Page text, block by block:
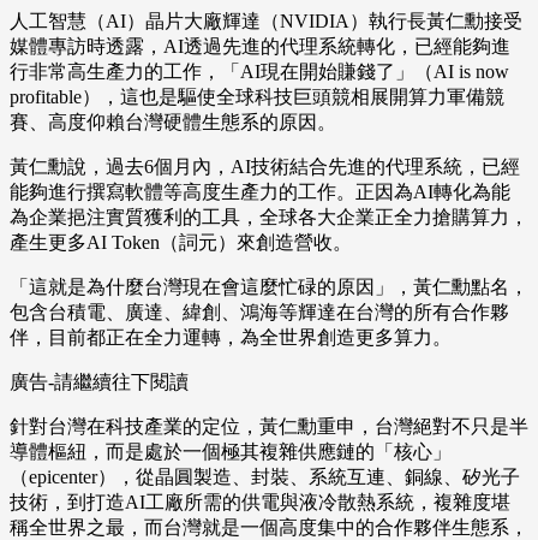
人工智慧（AI）晶片大廠輝達（NVIDIA）執行長黃仁勳接受
媒體專訪時透露，AI透過先進的代理系統轉化，已經能夠進
行非常高生產力的工作，「AI現在開始賺錢了」（AI is now
profitable），這也是驅使全球科技巨頭競相展開算力軍備競
賽、高度仰賴台灣硬體生態系的原因。
黃仁勳說，過去6個月內，AI技術結合先進的代理系統，已經
能夠進行撰寫軟體等高度生產力的工作。正因為AI轉化為能
為企業挹注實質獲利的工具，全球各大企業正全力搶購算力，
產生更多AI Token（詞元）來創造營收。
「這就是為什麼台灣現在會這麼忙碌的原因」，黃仁勳點名，
包含台積電、廣達、緯創、鴻海等輝達在台灣的所有合作夥
伴，目前都正在全力運轉，為全世界創造更多算力。
廣告-請繼續往下閱讀
針對台灣在科技產業的定位，黃仁勳重申，台灣絕對不只是半
導體樞紐，而是處於一個極其複雜供應鏈的「核心」
（epicenter），從晶圓製造、封裝、系統互連、銅線、矽光子
技術，到打造AI工廠所需的供電與液冷散熱系統，複雜度堪
稱全世界之最，而台灣就是一個高度集中的合作夥伴生態系，